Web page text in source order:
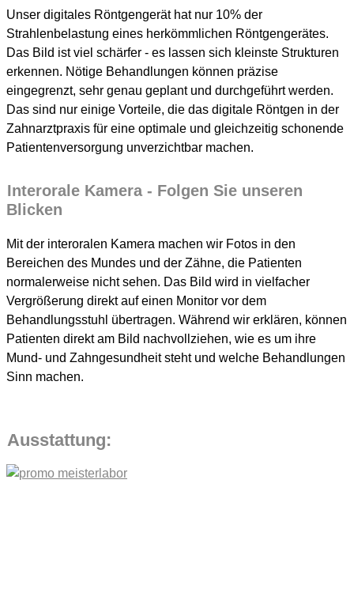
Unser digitales Röntgengerät hat nur 10% der
Strahlenbelastung eines herkömmlichen Röntgengerätes.
Das Bild ist viel schärfer - es lassen sich kleinste Strukturen
erkennen. Nötige Behandlungen können präzise
eingegrenzt, sehr genau geplant und durchgeführt werden.
Das sind nur einige Vorteile, die das digitale Röntgen in der
Zahnarztpraxis für eine optimale und gleichzeitig schonende
Patientenversorgung unverzichtbar machen.
Interorale Kamera - Folgen Sie unseren
Blicken
Mit der interoralen Kamera machen wir Fotos in den
Bereichen des Mundes und der Zähne, die Patienten
normalerweise nicht sehen. Das Bild wird in vielfacher
Vergrößerung direkt auf einen Monitor vor dem
Behandlungsstuhl übertragen. Während wir erklären, können
Patienten direkt am Bild nachvollziehen, wie es um ihre
Mund- und Zahngesundheit steht und welche Behandlungen
Sinn machen.
Ausstattung: